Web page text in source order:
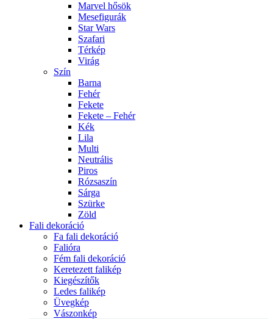
Marvel hősök
Mesefigurák
Star Wars
Szafari
Térkép
Virág
Szín
Barna
Fehér
Fekete
Fekete – Fehér
Kék
Lila
Multi
Neutrális
Piros
Rózsaszín
Sárga
Szürke
Zöld
Fali dekoráció
Fa fali dekoráció
Falióra
Fém fali dekoráció
Keretezett falikép
Kiegészítők
Ledes falikép
Üvegkép
Vászonkép